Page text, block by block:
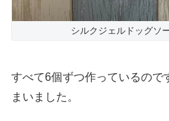
シルクジェルドッグソ
すべて6個ずつ作っているので
まいました。